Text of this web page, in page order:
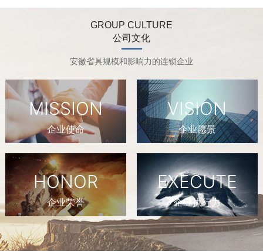
GROUP CULTURE
公司文化
安徽省具规模和影响力的连锁企业
MISSION
企业使命
VISION
企业愿景
HONOR
企业荣誉
EXECUTE
企业执行力